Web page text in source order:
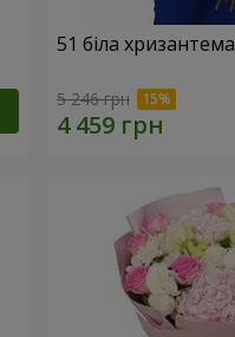
51 біла хризантема
5 246 грн